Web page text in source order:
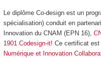
Le diplôme Co-design est un
spécialisation) conduit en
Innovation du CNAM (EPN 16),
1901 Codesign-it! Ce certificat
Numérique et Innovation